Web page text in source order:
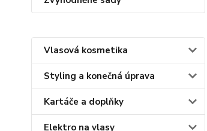
Vlasová kosmetika
Styling a konečná úprava
Kartáče a doplňky
Elektro na vlasy